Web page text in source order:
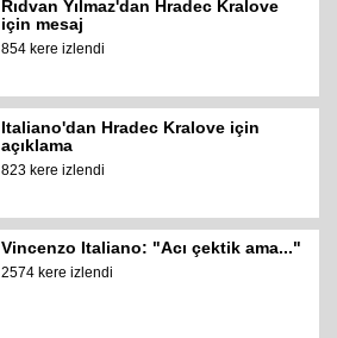
Rıdvan Yılmaz'dan Hradec Kralove
için mesaj
854 kere izlendi
Italiano'dan Hradec Kralove için
açıklama
823 kere izlendi
Vincenzo Italiano: "Acı çektik ama..."
2574 kere izlendi